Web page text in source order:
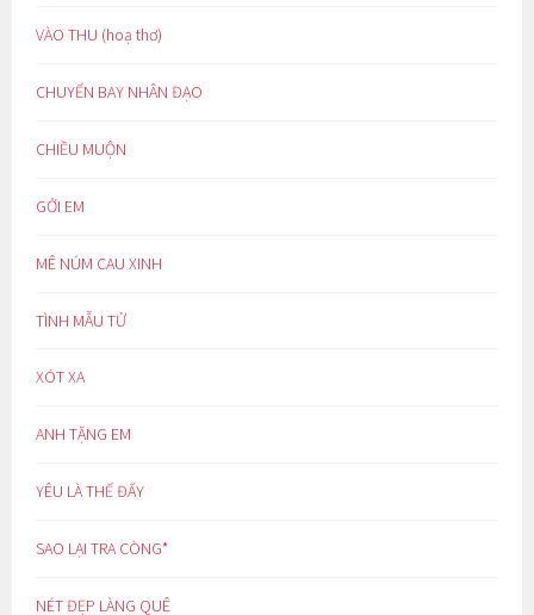
VÀO THU (hoạ thơ)
CHUYẾN BAY NHÂN ĐẠO
CHIỀU MUỘN
GỞI EM
MÊ NÚM CAU XINH
TÌNH MẪU TỬ
XÓT XA
ANH TẶNG EM
YÊU LÀ THẾ ĐẤY
SAO LẠI TRA CÒNG*
NÉT ĐẸP LÀNG QUÊ